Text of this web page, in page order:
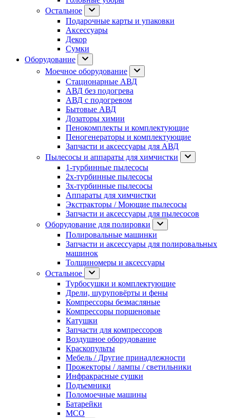
Остальное
Подарочные карты и упаковки
Аксессуары
Декор
Сумки
Оборудование
Моечное оборудование
Стационарные АВД
АВД без подогрева
АВД с подогревом
Бытовые АВД
Дозаторы химии
Пенокомплекты и комплектующие
Пеногенераторы и комплектующие
Запчасти и аксессуары для АВД
Пылесосы и аппараты для химчистки
1-турбинные пылесосы
2х-турбинные пылесосы
3х-турбинные пылесосы
Аппараты для химчистки
Экстракторы / Моющие пылесосы
Запчасти и аксессуары для пылесосов
Оборудование для полировки
Полировальные машинки
Запчасти и аксессуары для полировальных
машинок
Толщиномеры и аксессуары
Остальное
Турбосушки и комплектующие
Дрели, шуруповёрты и фены
Компрессоры безмасляные
Компрессоры поршеновые
Катушки
Запчасти для компрессоров
Воздушное оборудование
Краскопульты
Мебель / Другие принадлежности
Прожекторы / лампы / светильники
Инфракрасные сушки
Подъемники
Поломоечные машины
Батарейки
МСО